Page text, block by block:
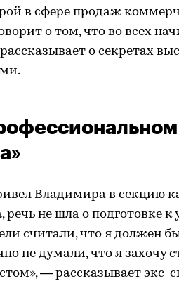
в сфере продаж
о том, что во всех
о секретах
Владимира в секцию
речь не шла о подготовке
считали, что я должен
не думали, что я захочу
— рассказывает экс-